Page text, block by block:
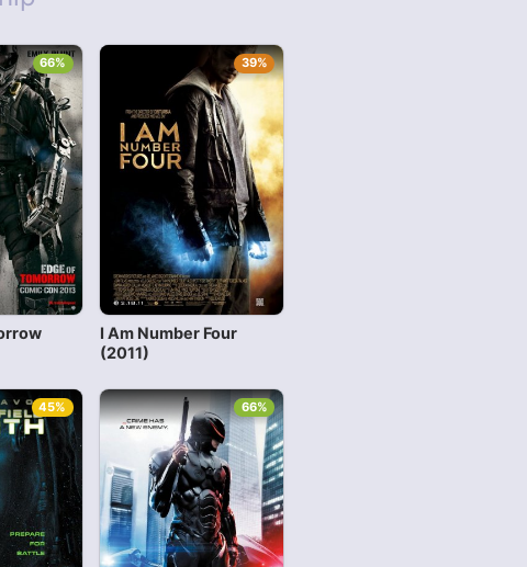
66%
I Am Number Four
(2011)
39%
45% 66%